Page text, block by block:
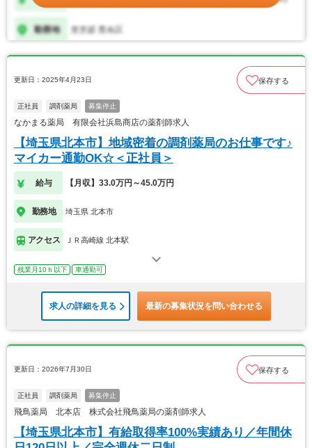
更新日：2025年4月23日 保存する
正社員 調剤薬局 募集停止
なかまる薬局 有限会社浜島商店の薬剤師求人
【埼玉県北本市】地域密着の調剤薬局のお仕事です♪
マイカー通勤OK☆＜正社員＞
給与 【月収】33.0万円～45.0万円
勤務地 埼玉県 北本市
アクセス ＪＲ高崎線 北本駅
残業月10ｈ以下 車通勤可
求人の詳細を見る 最新の募集状況を問い合わせる
更新日：2026年7月30日 保存する
正社員 調剤薬局 募集停止
飛鳥薬局 北本店 株式会社飛鳥薬局の薬剤師求人
【埼玉県北本市】有給取得率100%実績あり／年間休